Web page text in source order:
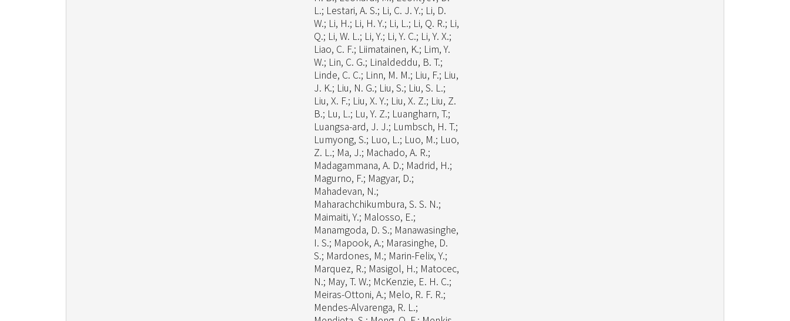
L.; Lestari, A. S.; Li, C. J. Y.; Li, D.
W.; Li, H.; Li, H. Y.; Li, L.; Li, Q. R.; Li,
Q.; Li, W. L.; Li, Y.; Li, Y. C.; Li, Y. X.;
Liao, C. F.; Liimatainen, K.; Lim, Y.
W.; Lin, C. G.; Linaldeddu, B. T.;
Linde, C. C.; Linn, M. M.; Liu, F.; Liu,
J. K.; Liu, N. G.; Liu, S.; Liu, S. L.;
Liu, X. F.; Liu, X. Y.; Liu, X. Z.; Liu, Z.
B.; Lu, L.; Lu, Y. Z.; Luangharn, T.;
Luangsa-ard, J. J.; Lumbsch, H. T.;
Lumyong, S.; Luo, L.; Luo, M.; Luo,
Z. L.; Ma, J.; Machado, A. R.;
Madagammana, A. D.; Madrid, H.;
Magurno, F.; Magyar, D.;
Mahadevan, N.;
Maharachchikumbura, S. S. N.;
Maimaiti, Y.; Malosso, E.;
Manamgoda, D. S.; Manawasinghe,
I. S.; Mapook, A.; Marasinghe, D.
S.; Mardones, M.; Marin-Felix, Y.;
Marquez, R.; Masigol, H.; Matocec,
N.; May, T. W.; McKenzie, E. H. C.;
Meiras-Ottoni, A.; Melo, R. F. R.;
Mendes-Alvarenga, R. L.;